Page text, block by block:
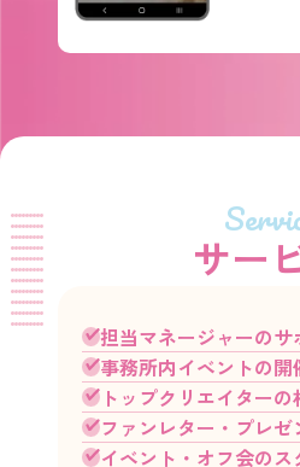
サー
担当マネージャーのサ
事務所内イベントの開
トップクリエイター
ファンレター・プレ
イベント・オフ会のス